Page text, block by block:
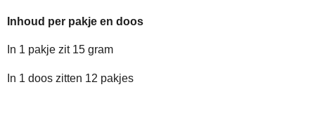
Inhoud per pakje en doos
In 1 pakje zit 15 gram
In 1 doos zitten 12 pakjes